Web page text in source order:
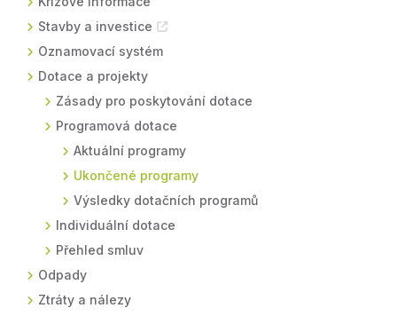
Stavby a investice
Oznamovací systém
Dotace a projekty
Zásady pro poskytování dotace
Programová dotace
Aktuální programy
Ukončené programy
Výsledky dotačních programů
Individuální dotace
Přehled smluv
Odpady
Ztráty a nálezy